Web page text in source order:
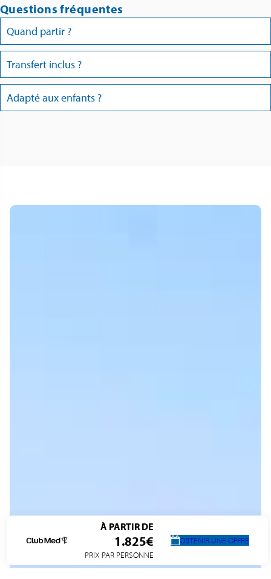
À PARTIR DE
1.825€
PRIX PAR PERSONNE
OBTENIR UNE OFFRE
Questions fréquentes
Quand partir ?
Transfert inclus ?
Adapté aux enfants ?